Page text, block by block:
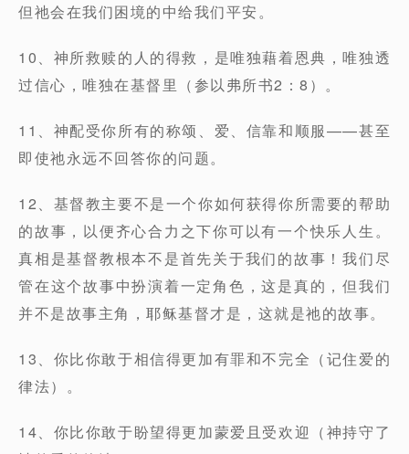
但祂会在我们困境的中给我们平安。
10、神所救赎的人的得救，是唯独藉着恩典，唯独透
过信心，唯独在基督里（参以弗所书2：8）。
11、神配受你所有的称颂、爱、信靠和顺服——甚至
即使祂永远不回答你的问题。
12、基督教主要不是一个你如何获得你所需要的帮助
的故事，以便齐心合力之下你可以有一个快乐人生。
真相是基督教根本不是首先关于我们的故事！我们尽
管在这个故事中扮演着一定角色，这是真的，但我们
并不是故事主角，耶稣基督才是，这就是祂的故事。
13、你比你敢于相信得更加有罪和不完全（记住爱的
律法）。
14、你比你敢于盼望得更加蒙爱且受欢迎（神持守了